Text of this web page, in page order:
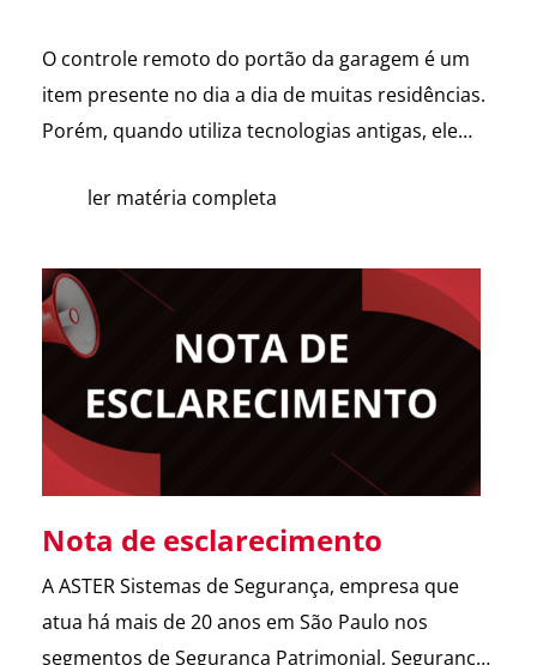
O controle remoto do portão da garagem é um
item presente no dia a dia de muitas residências.
Porém, quando utiliza tecnologias antigas, ele
segurança. Alguns sistemas de portões
seja, o controle envia sempre o mesmo sinal para
abrir o portão. Esse […]
ler matéria completa
Nota de esclarecimento
A ASTER Sistemas de Segurança, empresa que
atua há mais de 20 anos em São Paulo nos
segmentos de Segurança Patrimonial, Segurança